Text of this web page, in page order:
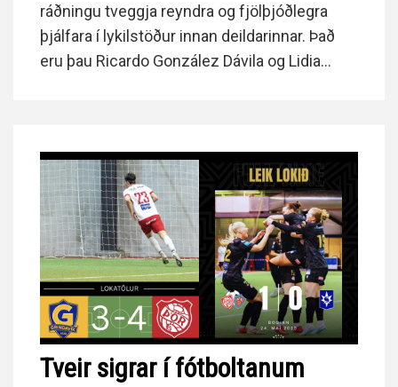
ráðningu tveggja reyndra og fjölþjóðlegra
þjálfara í lykilstöður innan deildarinnar. Það
eru þau Ricardo González Dávila og Lidia
Tveir sigrar í fótboltanum